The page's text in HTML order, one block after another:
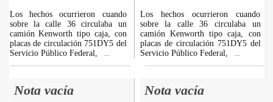
Los hechos ocurrieron cuando
sobre la calle 36 circulaba un
camión Kenworth tipo caja, con
placas de circulación 751DY5 del
Servicio Público Federal,
Los hechos ocurrieron cuando
sobre la calle 36 circulaba un
camión Kenworth tipo caja, con
placas de circulación 751DY5 del
Servicio Público Federal,
Nota vacía Nota vacía